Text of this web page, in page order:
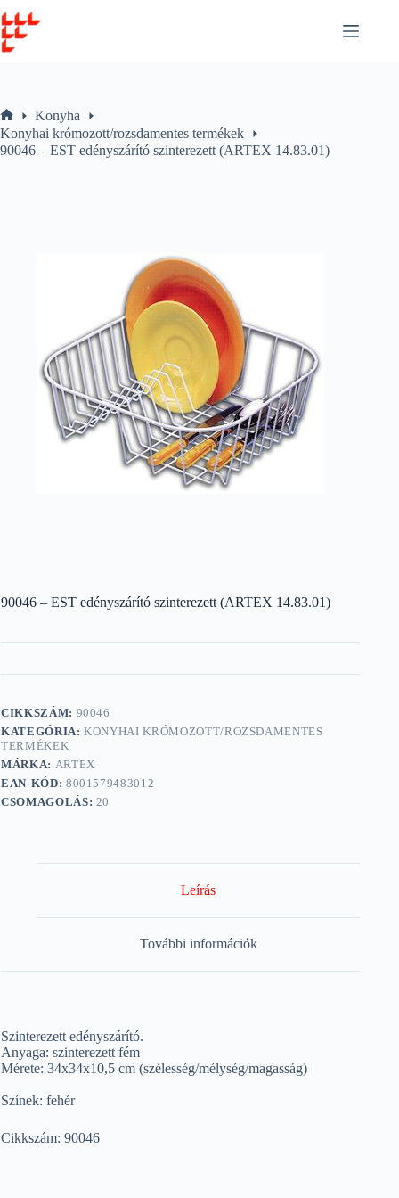
to
content
Home
Konyha
Konyhai krómozott/rozsdamentes termékek
90046 – EST edényszárító szinterezett (ARTEX 14.83.01)
90046 – EST edényszárító szinterezett (ARTEX 14.83.01)
CIKKSZÁM: 90046
KATEGÓRIA:KONYHAI KRÓMOZOTT/ROZSDAMENTES
TERMÉKEK
MÁRKA: ARTEX
EAN-KÓD: 8001579483012
CSOMAGOLÁS: 20
Leírás
További információk
Szinterezett edényszárító.
Anyaga: szinterezett fém
Mérete: 34x34x10,5 cm (szélesség/mélység/magasság)
Színek: fehér
Cikkszám: 90046